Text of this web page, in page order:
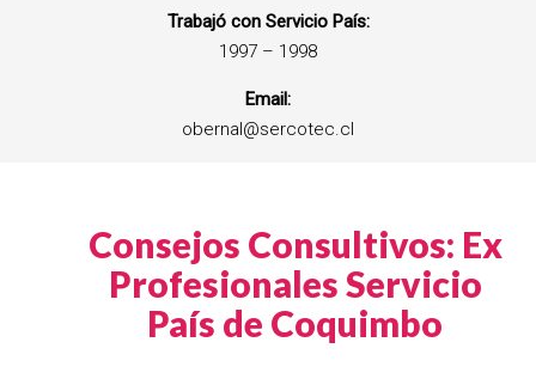
Trabajó con Servicio País:
1997 – 1998
Email:
obernal@sercotec.cl
Consejos Consultivos: Ex
Profesionales Servicio
País de Coquimbo